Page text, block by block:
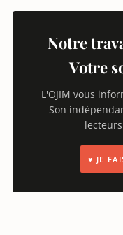
Notre
Votre
L'OJIM vous
Son
♥ JE